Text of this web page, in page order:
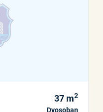
37 m2
Dvosoban